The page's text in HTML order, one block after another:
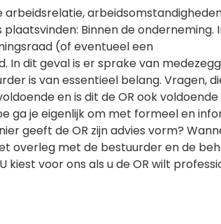
Binnen de onderneming.
(of eventueel een
In dit geval is er sprake van
is van essentieel belang. Vragen,
en is dit de OR ook voldoende
ga je eigenlijk om met formeel en
geeft de OR zijn advies vorm?
overleg met de bestuurder en de
voor ons als u de OR wilt